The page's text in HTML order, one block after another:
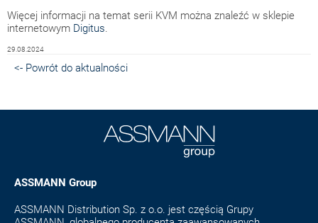
Więcej informacji na temat serii KVM można znaleźć w sklepie
internetowym Digitus.
29.08.2024
<- Powrót do aktualności
ASSMANN Group
ASSMANN Distribution Sp. z o.o. jest częścią Grupy